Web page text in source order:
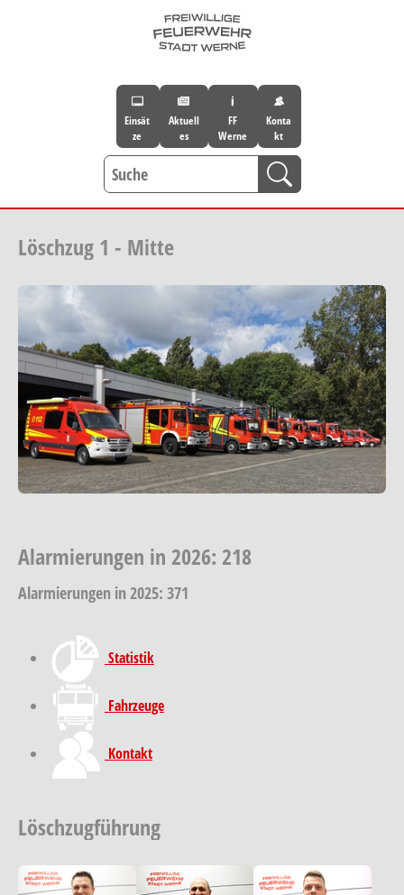
Einsät
ze
Aktuell
es
FF
Werne
Konta
kt
Löschzug 1 - Mitte
Alarmierungen in 2026: 218
Alarmierungen in 2025: 371
Statistik
Fahrzeuge
Kontakt
Löschzugführung
Show larger version Show larger version Show larger